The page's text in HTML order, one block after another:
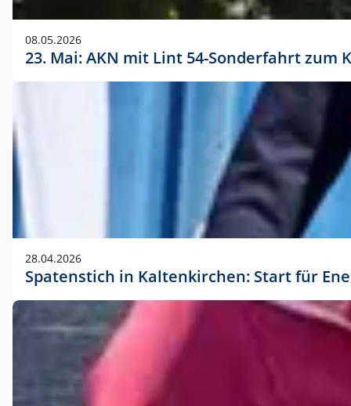
08.05.2026
23. Mai: AKN mit Lint 54-Sonderfahrt
28.04.2026
Spatenstich in Kaltenkirchen: Start für